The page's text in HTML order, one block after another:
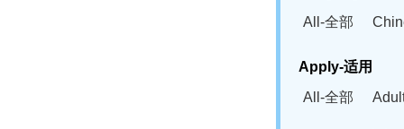
All-全部
Bahasa
Swahili(SW)-
Apply-适用
All-全部